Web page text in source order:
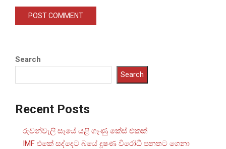
Search
Search
Recent Posts
රුවන්වැලි සෑයේ යළි ගෑණු කේස් එකක්
IMF එකේ සද්දෙට බයේ දූෂණ විරෝධී පනතට ගෙනා